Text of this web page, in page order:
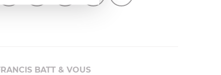
BATT & VOUS